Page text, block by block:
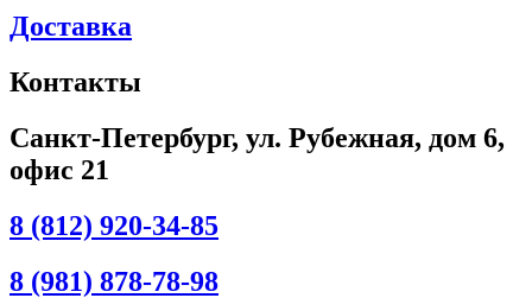
Доставка
Контакты
Санкт-Петербург, ул. Рубежная, дом 6,
офис 21
8 (812) 920-34-85
8 (981) 878-78-98